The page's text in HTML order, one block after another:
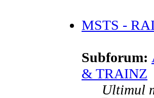
MSTS -
Subforum:
& TRAINZ
Ultimul